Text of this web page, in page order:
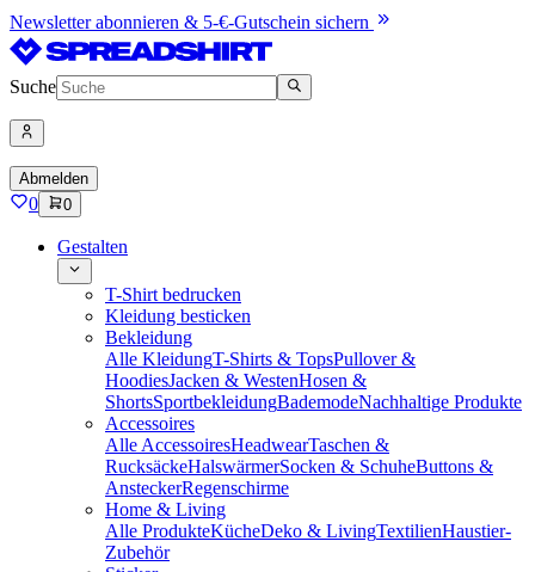
Newsletter abonnieren & 5-€-Gutschein sichern
Suche
Abmelden
0 0
Gestalten
T-Shirt bedrucken
Kleidung besticken
Bekleidung
Alle KleidungT-Shirts & TopsPullover &
HoodiesJacken & WestenHosen &
ShortsSportbekleidungBademodeNachhaltige Produkte
Accessoires
Alle AccessoiresHeadwearTaschen &
RucksäckeHalswärmerSocken & SchuheButtons &
AnsteckerRegenschirme
Home & Living
Alle ProdukteKücheDeko & LivingTextilienHaustier-
Zubehör